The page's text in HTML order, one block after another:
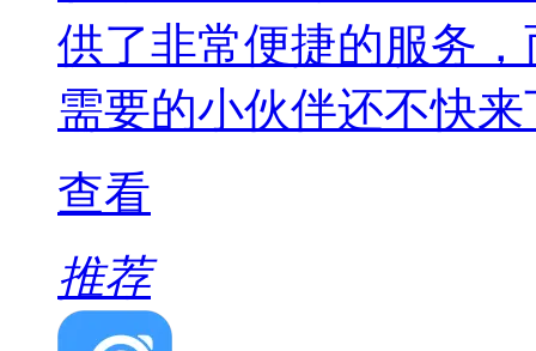
供了非常便捷的服务
需要的小伙伴还不快
查看
推荐